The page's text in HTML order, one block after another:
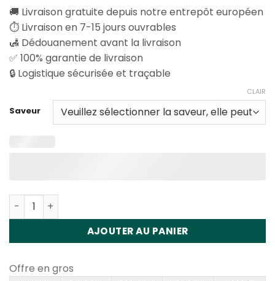
🚚 Livraison gratuite depuis notre entrepôt européen
⏱️ Livraison en 7-15 jours ouvrables
🛃 Dédouanement avant la livraison
✅ 100% garantie de livraison
🔒 Logistique sécurisée et traçable
Saveur
CLAIR
Quantité Fizzy Prime Max 80K Puffs Disposable Vape
AJOUTER AU PANIER
Offre en gros